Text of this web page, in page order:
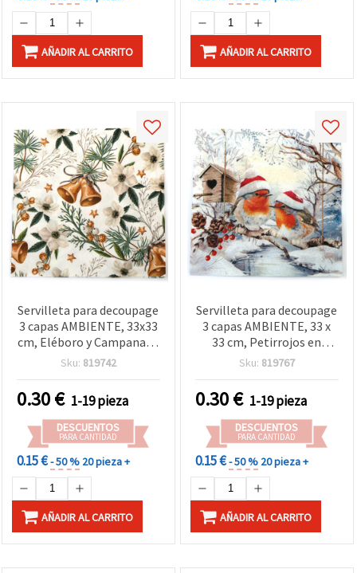
AÑADIR AL CARRITO AÑADIR AL CARRITO
Servilleta para decoupage
3 capas AMBIENTE, 33x33
cm, Eléboro y Campanas -
1 unidad
Sku: 819742
0.30€ 1-19 pieza
DESCUENTOS
PARA CANTIDAD
0.15 €- 50 % 20 pieza +
AÑADIR AL CARRITO
Servilleta para decoupage
3 capas AMBIENTE, 33 x
33 cm, Petirrojos en
paisaje invernal - 1 unidad
Sku: 819767
0.30€ 1-19 pieza
DESCUENTOS
PARA CANTIDAD
0.15 €- 50 % 20 pieza +
AÑADIR AL CARRITO